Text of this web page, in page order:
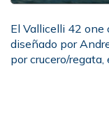
El Vallicelli 42 one
diseñado por
por crucero/